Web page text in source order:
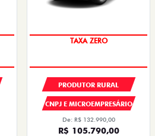
TAXA ZERO
PRODUTOR RURAL
CNPJ E MICROEMPRESÁRIO
De: R$ 132.990,00
R$ 105.790,00